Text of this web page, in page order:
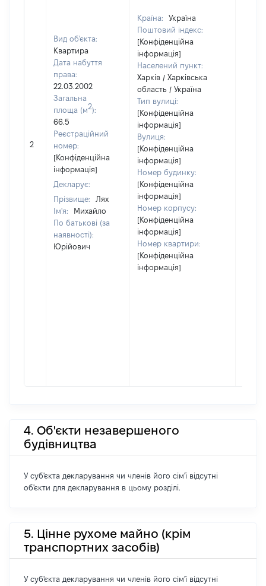
2
Вид об'єкта:
Квартира
Дата набуття
права:
22.03.2002
Загальна
площа (м2):
66.5
Реєстраційний
номер:
[Конфіденційна
інформація]
Декларує:
Прізвище:
Лях
Ім'я:
Михайло
По батькові (за
наявності):
Юрійович
Країна:
Україна
Поштовий індекс:
[Конфіденційна
інформація]
Населений пункт:
Харків / Харківська
область / Україна
Тип вулиці:
[Конфіденційна
інформація]
Вулиця:
[Конфіденційна
інформація]
Номер будинку:
[Конфіденційна
інформація]
Номер корпусу:
[Конфіденційна
інформація]
Номер квартири:
[Конфіденційна
інформація]
4. Об'єкти незавершеного
будівництва
У суб'єкта декларування чи членів його сім'ї відсутні
об'єкти для декларування в цьому розділі.
5. Цінне рухоме майно (крім
транспортних засобів)
У суб'єкта декларування чи членів його сім'ї відсутні